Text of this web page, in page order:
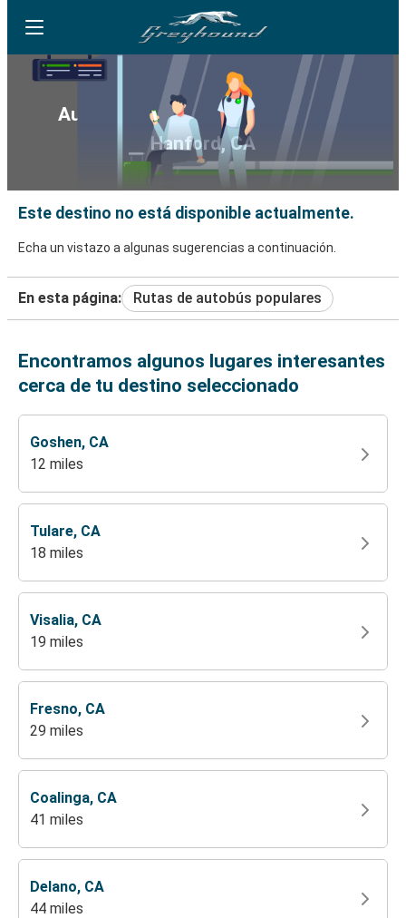
Autobús Greyhound hacia y desde
Hanford, CA
Este destino no está disponible actualmente.
Echa un vistazo a algunas sugerencias a continuación.
En esta página: Rutas de autobús populares
Encontramos algunos lugares interesantes
cerca de tu destino seleccionado
Goshen, CA
12 miles
Tulare, CA
18 miles
Visalia, CA
19 miles
Fresno, CA
29 miles
Coalinga, CA
41 miles
Delano, CA
44 miles